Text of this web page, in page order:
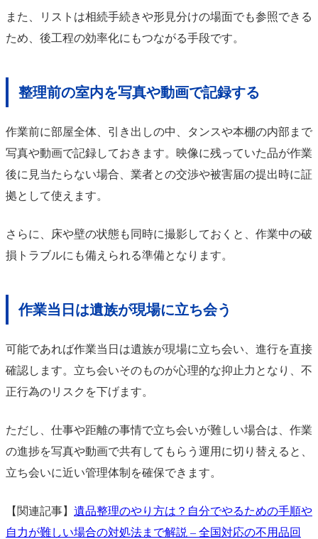
また、リストは相続手続きや形見分けの場面でも参照できる
ため、後工程の効率化にもつながる手段です。
整理前の室内を写真や動画で記録する
作業前に部屋全体、引き出しの中、タンスや本棚の内部まで
写真や動画で記録しておきます。映像に残っていた品が作業
後に見当たらない場合、業者との交渉や被害届の提出時に証
拠として使えます。
さらに、床や壁の状態も同時に撮影しておくと、作業中の破
損トラブルにも備えられる準備となります。
作業当日は遺族が現場に立ち会う
可能であれば作業当日は遺族が現場に立ち会い、進行を直接
確認します。立ち会いそのものが心理的な抑止力となり、不
正行為のリスクを下げます。
ただし、仕事や距離の事情で立ち会いが難しい場合は、作業
の進捗を写真や動画で共有してもらう運用に切り替えると、
立ち会いに近い管理体制を確保できます。
【関連記事】 遺品整理のやり方は？自分でやるための手順や
自力が難しい場合の対処法まで解説 – 全国対応の不用品回